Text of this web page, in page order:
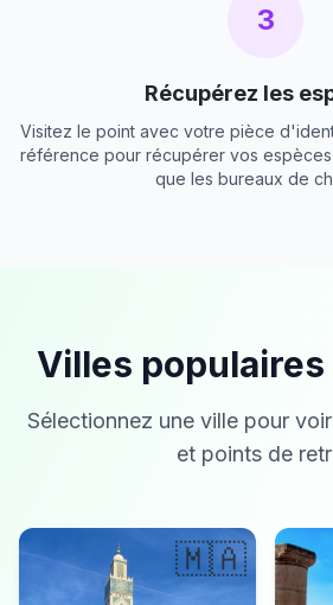
3
Récupérez les
Visitez le point avec votre pièce
référence pour récupérer vos espèces
que les bureaux de
Villes populaires
Sélectionnez une ville pour
et points de
🇲🇦